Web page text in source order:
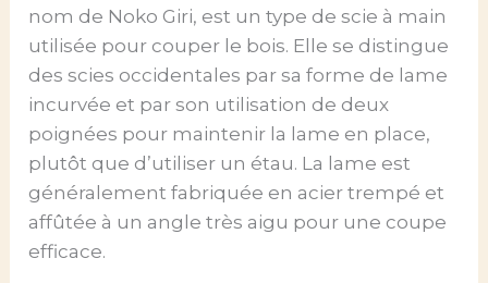
nom de Noko Giri, est un type de scie à main
utilisée pour couper le bois. Elle se distingue
des scies occidentales par sa forme de lame
incurvée et par son utilisation de deux
poignées pour maintenir la lame en place,
plutôt que d’utiliser un étau. La lame est
généralement fabriquée en acier trempé et
affûtée à un angle très aigu pour une coupe
efficace.